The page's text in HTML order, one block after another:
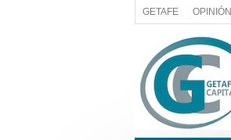
GETAFE OPINIÓN